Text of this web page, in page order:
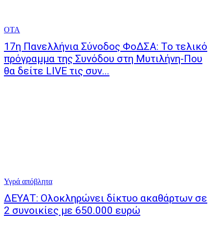
ΟΤΑ
17η Πανελλήνια Σύνοδος ΦοΔΣΑ: Το τελικό
πρόγραμμα της Συνόδου στη Μυτιλήνη-Που
θα δείτε LIVE τις συν...
Υγρά απόβλητα
ΔΕΥΑΤ: Ολοκληρώνει δίκτυο ακαθάρτων σε
2 συνοικίες με 650.000 ευρώ